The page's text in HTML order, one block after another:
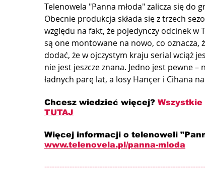
Telenowela "Panna młoda" zalicza się
Obecnie produkcja składa się z trzech
względu na fakt, że pojedynczy odcinek w
są one montowane na nowo, co oznacza,
dodać, że w ojczystym kraju serial wciąż
nie jest jeszcze znana. Jedno jest pewne
ładnych parę lat, a losy Hançer i Cihana
Chcesz wiedzieć więcej? Wszystkie
TUTAJ
Więcej informacji o telenoweli
www.telenovela.pl/panna-mloda